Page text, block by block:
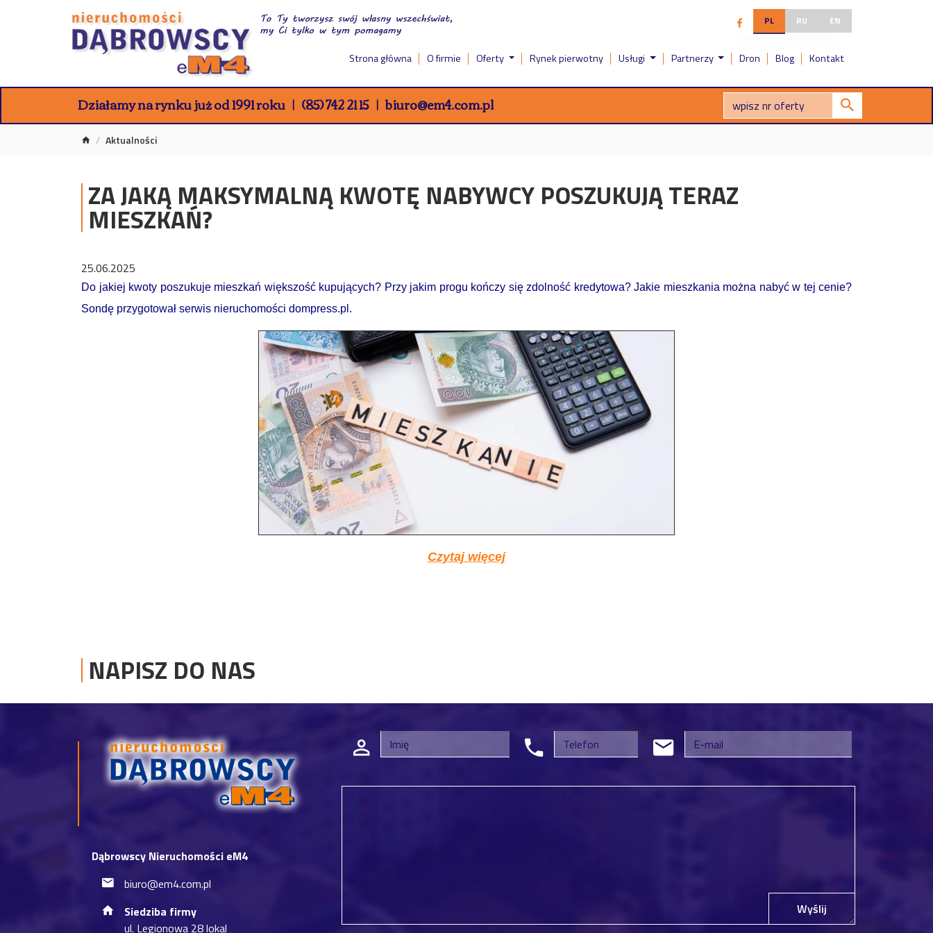
PL RU EN
Strona główna O firmie Oferty Rynek pierwotny Usługi Partnerzy Dron Blog Kontakt
Działamy na rynku już od 1991 roku (85) 742 21 15 biuro@em4.com.pl
Aktualności
ZA JAKĄ MAKSYMALNĄ KWOTĘ NABYWCY POSZUKUJĄ TERAZ
MIESZKAŃ?
25.06.2025
Do jakiej kwoty poszukuje mieszkań większość kupujących? Przy jakim progu kończy się zdolność kredytowa? Jakie mieszkania można nabyć w tej cenie?
Sondę przygotował serwis nieruchomości dompress.pl.
Czytaj więcej
NAPISZ DO NAS
Dąbrowscy Nieruchomości eM4
biuro@em4.com.pl
Siedziba firmy
ul. Legionowa 28 lokal
Wyślij